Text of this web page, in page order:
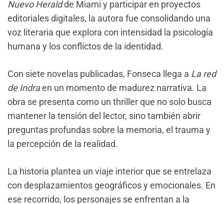
Nuevo Heraldde Miami y participar en proyectos
editoriales digitales, la autora fue consolidando una
voz literaria que explora con intensidad la psicología
humana y los conflictos de la identidad.
Con siete novelas publicadas, Fonseca llega a La red
de Indraen un momento de madurez narrativa. La
obra se presenta como un thriller que no solo busca
mantener la tensión del lector, sino también abrir
preguntas profundas sobre la memoria, el trauma y
la percepción de la realidad.
La historia plantea un viaje interior que se entrelaza
con desplazamientos geográficos y emocionales. En
ese recorrido, los personajes se enfrentan a la